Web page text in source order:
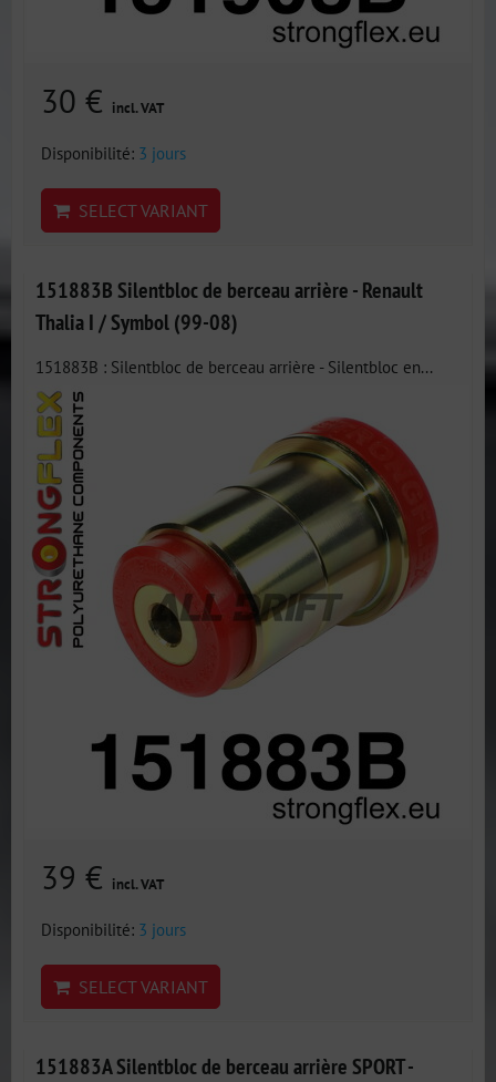
30 € incl. VAT
Disponibilité: 3 jours
SELECT VARIANT
151883B Silentbloc de berceau arrière - Renault
Thalia I / Symbol (99-08)
151883B : Silentbloc de berceau arrière - Silentbloc en...
39 € incl. VAT
Disponibilité: 3 jours
SELECT VARIANT
151883A Silentbloc de berceau arrière SPORT -